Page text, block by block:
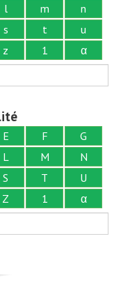
l m
n
s t
u
z 1
α
E F
G
L M
N
S T
U
Z 1
α